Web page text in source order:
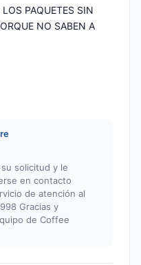
LOS PAQUETES SIN
NO SABEN A
solicitud y le
en contacto
de atención al
Gracias y
de Coffee